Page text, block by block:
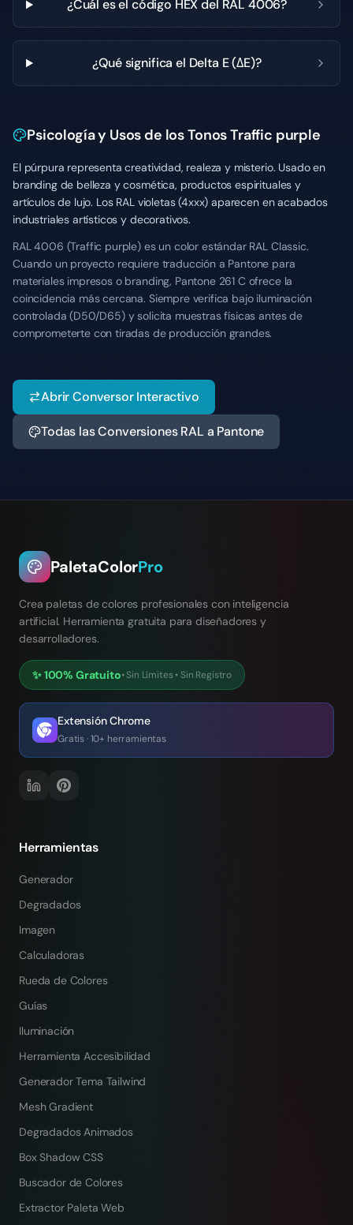
¿Cuál es el código HEX del RAL 4006?
¿Qué significa el Delta E (ΔE)?
Psicología y Usos de los Tonos Traffic purple
El púrpura representa creatividad, realeza y misterio. Usado en
branding de belleza y cosmética, productos espirituales y
artículos de lujo. Los RAL violetas (4xxx) aparecen en acabados
industriales artísticos y decorativos.
RAL 4006 (Traffic purple) es un color estándar RAL Classic.
Cuando un proyecto requiere traducción a Pantone para
materiales impresos o branding, Pantone 261 C ofrece la
coincidencia más cercana. Siempre verifica bajo iluminación
controlada (D50/D65) y solicita muestras físicas antes de
comprometerte con tiradas de producción grandes.
Abrir Conversor Interactivo
Todas las Conversiones RAL a Pantone
PaletaColorPro
Crea paletas de colores profesionales con inteligencia
artificial. Herramienta gratuita para diseñadores y
desarrolladores.
✨100% Gratuito•Sin Límites• Sin Registro
Extensión Chrome
Gratis · 10+ herramientas
Herramientas
Generador
Degradados
Imagen
Calculadoras
Rueda de Colores
Guías
Iluminación
Herramienta Accesibilidad
Generador Tema Tailwind
Mesh Gradient
Degradados Animados
Box Shadow CSS
Buscador de Colores
Extractor Paleta Web